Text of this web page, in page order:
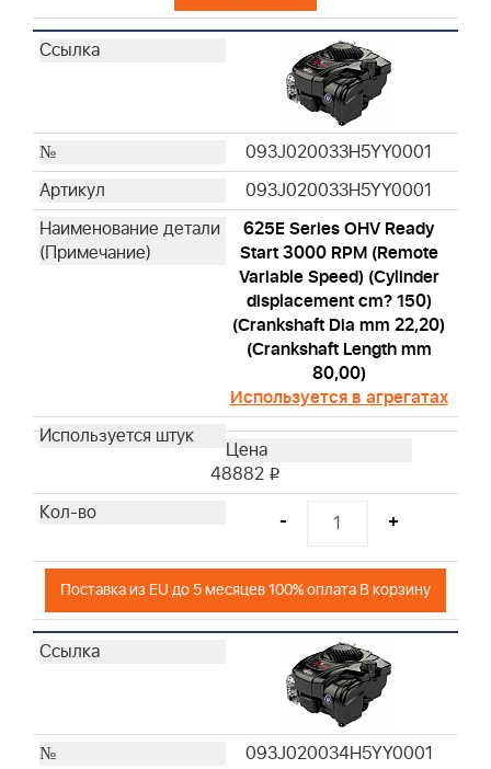
093J020033H5YY0001
093J020033H5YY0001
625E Series OHV Ready
Start 3000 RPM (Remote
Variable Speed) (Cylinder
displacement cm? 150)
(Crankshaft Dia mm 22,20)
(Crankshaft Length mm
80,00)
Используется в агрегатах
48882 i
- +
Поставка из EU до 5 месяцев 100% оплата В корзину
093J020034H5YY0001